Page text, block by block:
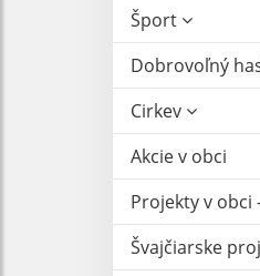
Šport
Dobrovoľný
Cirkev
Akcie v obci
Projekty v obci
Švajčiarske